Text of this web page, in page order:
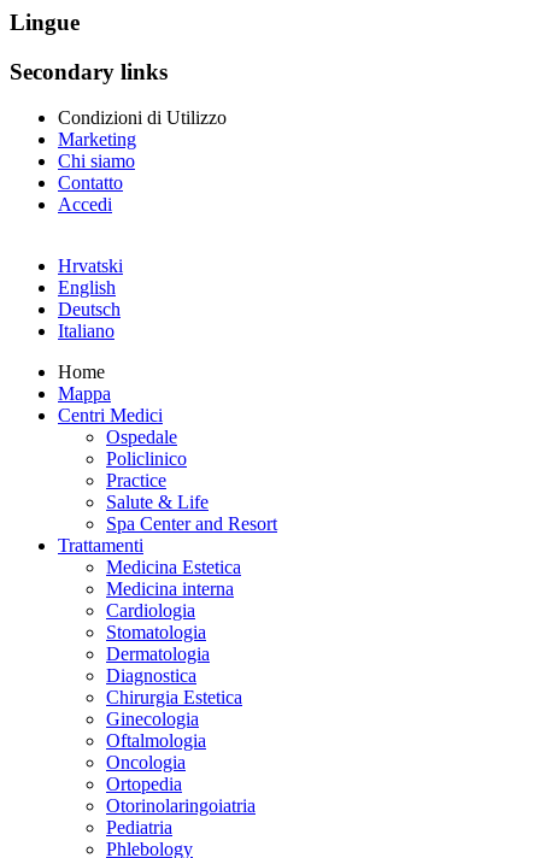
Lingue
Secondary links
Condizioni di Utilizzo
Marketing
Chi siamo
Contatto
Accedi
Hrvatski
English
Deutsch
Italiano
Home
Mappa
Centri Medici
Ospedale
Policlinico
Practice
Salute & Life
Spa Center and Resort
Trattamenti
Medicina Estetica
Medicina interna
Cardiologia
Stomatologia
Dermatologia
Diagnostica
Chirurgia Estetica
Ginecologia
Oftalmologia
Oncologia
Ortopedia
Otorinolaringoiatria
Pediatria
Phlebology